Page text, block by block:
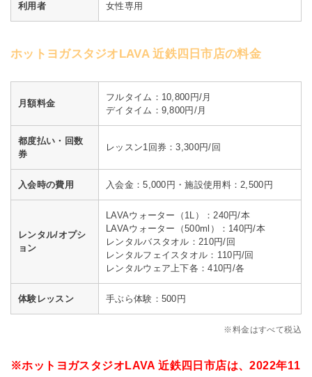
利用者 女性専用
ホットヨガスタジオLAVA 近鉄四日市店の料金
月額料金
フルタイム：10,800円/月
デイタイム：9,800円/月
都度払い・回数
券
レッスン1回券：3,300円/回
入会時の費用 入会金：5,000円・施設使用料：2,500円
レンタル/オプシ
ョン
LAVAウォーター（1L）：240円/本
LAVAウォーター（500ml）：140円/本
レンタルバスタオル：210円/回
レンタルフェイスタオル：110円/回
レンタルウェア上下各：410円/各
体験レッスン 手ぶら体験：500円
※料金はすべて税込
※ホットヨガスタジオLAVA 近鉄四日市店は、2022年11